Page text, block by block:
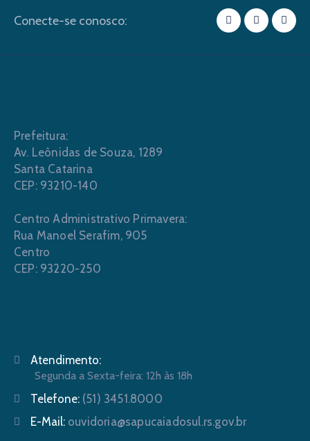
Conecte-se conosco:
Prefeitura:
Av. Leônidas de Souza, 1289
Santa Catarina
CEP: 93210-140
Centro Administrativo Primavera:
Rua Manoel Serafim, 905
Centro
CEP: 93220-250
Atendimento:
Segunda a Sexta-feira: 12h às 18h
Telefone: (51) 3451.8000
E-Mail: ouvidoria@sapucaiadosul.rs.gov.br